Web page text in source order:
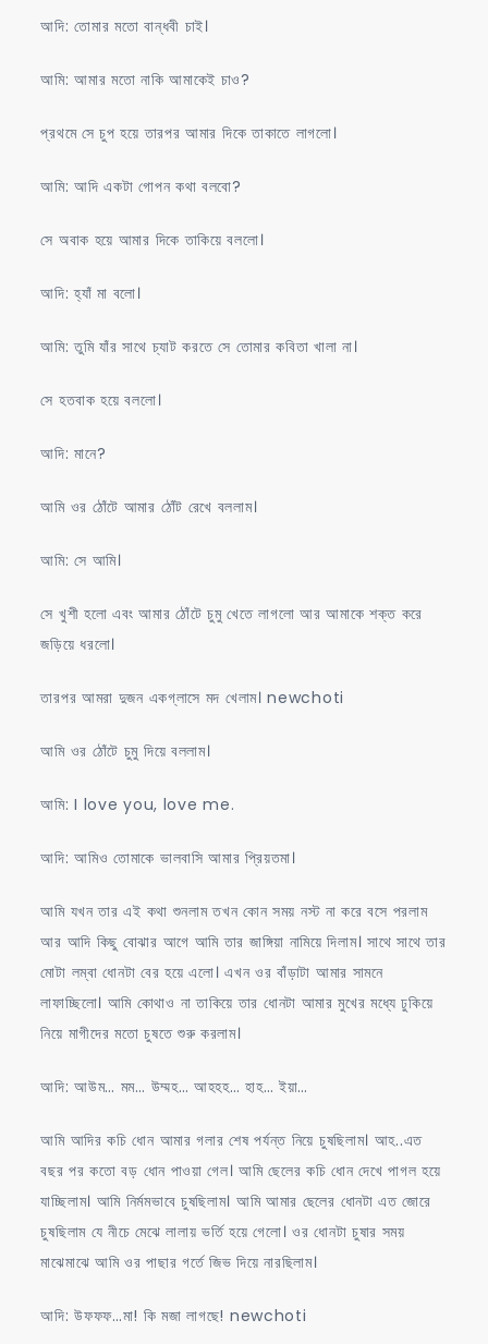
আদি: তোমার মতো বান্ধবী চাই।
আমি: আমার মতো নাকি আমাকেই চাও?
প্রথমে সে চুপ হয়ে তারপর আমার দিকে তাকাতে লাগলো।
আমি: আদি একটা গোপন কথা বলবো?
সে অবাক হয়ে আমার দিকে তাকিয়ে বললো।
আদি: হ্যাঁ মা বলো।
আমি: তুমি যাঁর সাথে চ্যাট করতে সে তোমার কবিতা খালা না।
সে হতবাক হয়ে বললো।
আদি: মানে?
আমি ওর ঠোঁটে আমার ঠোঁট রেখে বললাম।
আমি: সে আমি।
সে খুশী হলো এবং আমার ঠোঁটে চুমু খেতে লাগলো আর আমাকে শক্ত করে
জড়িয়ে ধরলো।
তারপর আমরা দুজন একগ্লাসে মদ খেলাম। newchoti
আমি ওর ঠোঁটে চুমু দিয়ে বললাম।
আমি: I love you, love me.
আদি: আমিও তোমাকে ভালবাসি আমার প্রিয়তমা।
আমি যখন তার এই কথা শুনলাম তখন কোন সময় নস্ট না করে বসে পরলাম
আর আদি কিছু বোঝার আগে আমি তার জাঙ্গিয়া নামিয়ে দিলাম। সাথে সাথে তার
মোটা লম্বা ধোনটা বের হয়ে এলো। এখন ওর বাঁড়াটা আমার সামনে
লাফাচ্ছিলো। আমি কোথাও না তাকিয়ে তার ধোনটা আমার মুখের মধ্যে ঢুকিয়ে
নিয়ে মাগীদের মতো চুষতে শুরু করলাম।
আদি: আউম… মম… উম্মহ… আহহহ… হাহ… ইয়া…
আমি আদির কচি ধোন আমার গলার শেষ পর্যন্ত নিয়ে চুষছিলাম। আহ..এত
বছর পর কতো বড় ধোন পাওয়া গেল। আমি ছেলের কচি ধোন দেখে পাগল হয়ে
যাচ্ছিলাম। আমি নির্মমভাবে চুষছিলাম। আমি আমার ছেলের ধোনটা এত জোরে
চুষছিলাম যে নীচে মেঝে লালায় ভর্তি হয়ে গেলো। ওর ধোনটা চুষার সময়
মাঝেমাঝে আমি ওর পাছার গর্তে জিভ দিয়ে নারছিলাম।
আদি: উফফফ…মা! কি মজা লাগছে! newchoti